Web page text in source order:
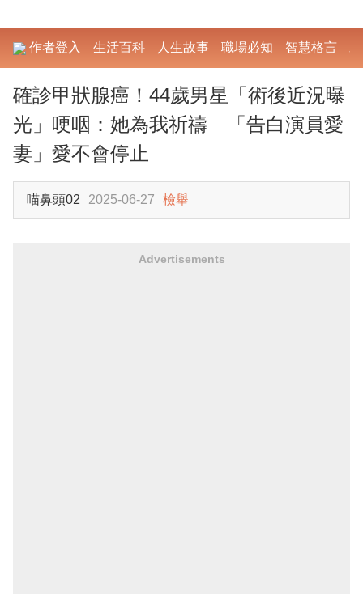
作者登入 生活百科 人生故事 職場必知 智慧格言
確診甲狀腺癌！44歲男星「術後近況曝
光」哽咽：她為我祈禱 「告白演員愛
妻」愛不會停止
喵鼻頭02 2025-06-27 檢舉
Advertisements